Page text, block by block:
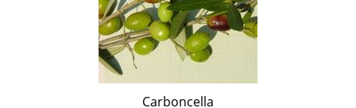
Carboncella